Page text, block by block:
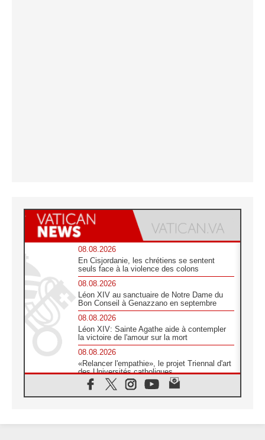
08.08.2026
En Cisjordanie, les chrétiens se sentent
seuls face à la violence des colons
08.08.2026
Léon XIV au sanctuaire de Notre Dame du
Bon Conseil à Genazzano en septembre
08.08.2026
Léon XIV: Sainte Agathe aide à contempler
la victoire de l'amour sur la mort
08.08.2026
«Relancer l'empathie», le projet Triennal d'art
des Universités catholiques
08.08.2026
Signis 2026, donner la parole aux religieuses